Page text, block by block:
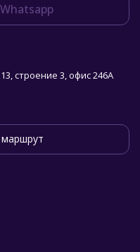
строение 3, офис 246А